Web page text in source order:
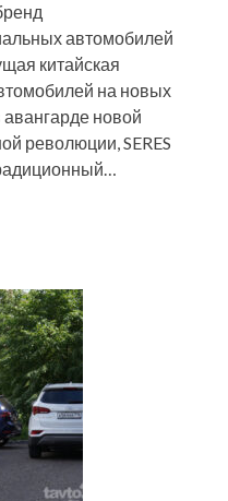
автомобилей
китайская
на новых
авангарде новой
революции, SERES